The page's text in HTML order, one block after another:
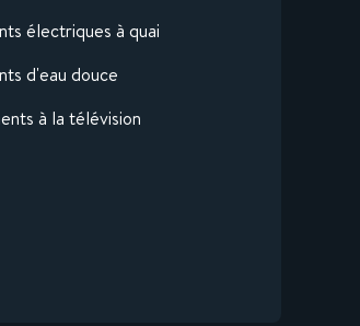
électriques à quai
d'eau douce
à la télévision